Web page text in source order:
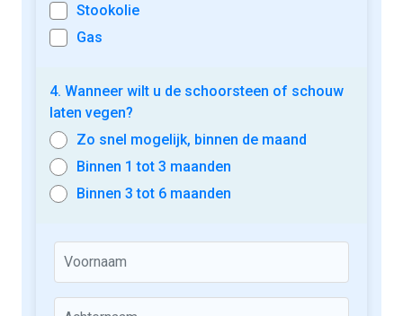
Stookolie
Gas
4. Wanneer wilt u de schoorsteen of schouw
laten vegen?
Zo snel mogelijk, binnen de maand
Binnen 1 tot 3 maanden
Binnen 3 tot 6 maanden